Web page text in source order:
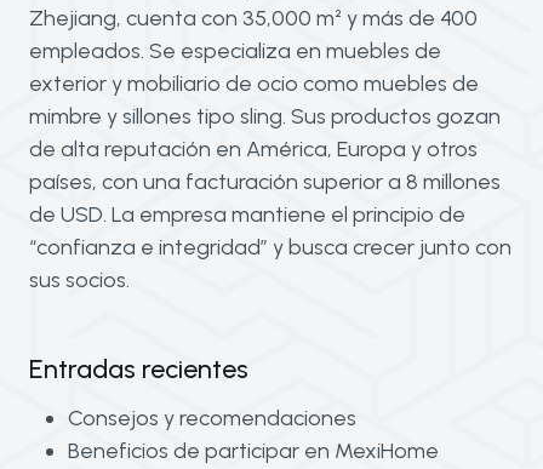
Entradas recientes
Consejos y recomendaciones
Beneficios de participar en MexiHome
Zhejiang, cuenta con 35,000 m² y más de 400
empleados. Se especializa en muebles de
exterior y mobiliario de ocio como muebles de
mimbre y sillones tipo sling. Sus productos gozan
de alta reputación en América, Europa y otros
países, con una facturación superior a 8 millones
de USD. La empresa mantiene el principio de
“confianza e integridad” y busca crecer junto con
sus socios.